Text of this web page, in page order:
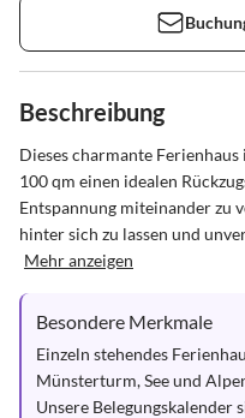
Beschreibung
Dieses charmante
100 qm einen idealen
Entspannung miteinander zu
hinter sich zu lassen und
Mehr anzeigen
Besondere Merkmale
Einzeln stehendes
Münsterturm, See und
Unsere Belegungskalender